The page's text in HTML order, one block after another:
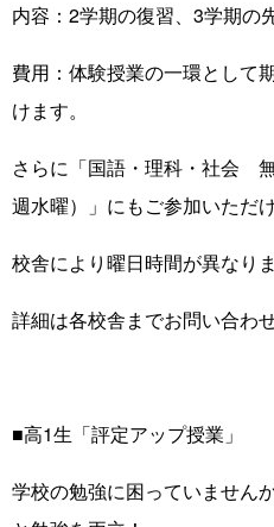
内容：2学期の復習、3学期の
費用：体験授業の一環として
けます。
さらに「国語・理科・社会
週水曜）」にもご参加いただけ
校舎により曜日時間が異なりま
詳細は各校舎までお問い合わ
■高1生「評定アップ授業」
学校の勉強に困っていません